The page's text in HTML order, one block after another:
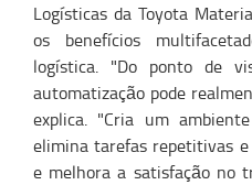
Logísticas da Toyota
os benefícios
logística. "Do ponto de
automatização pode
explica. "Cria um
elimina tarefas repetitivas
e melhora a satisfação no